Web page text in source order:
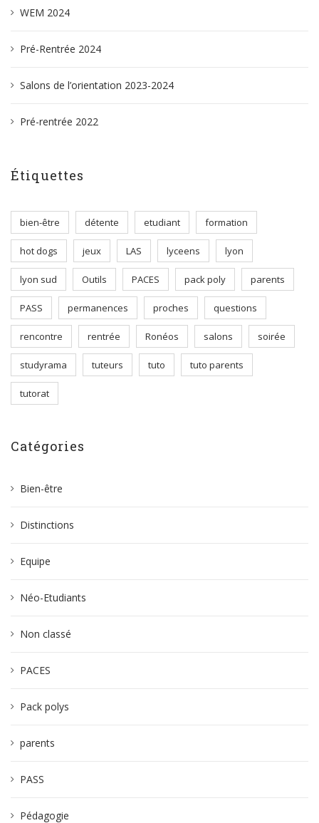
WEM 2024
Pré-Rentrée 2024
Salons de l’orientation 2023-2024
Pré-rentrée 2022
Étiquettes
bien-être détente etudiant formation
hot dogs jeux LAS lyceens lyon
lyon sud Outils PACES pack poly parents
PASS permanences proches questions
rencontre rentrée Ronéos salons soirée
studyrama tuteurs tuto tuto parents
tutorat
Catégories
Bien-être
Distinctions
Equipe
Néo-Etudiants
Non classé
PACES
Pack polys
parents
PASS
Pédagogie